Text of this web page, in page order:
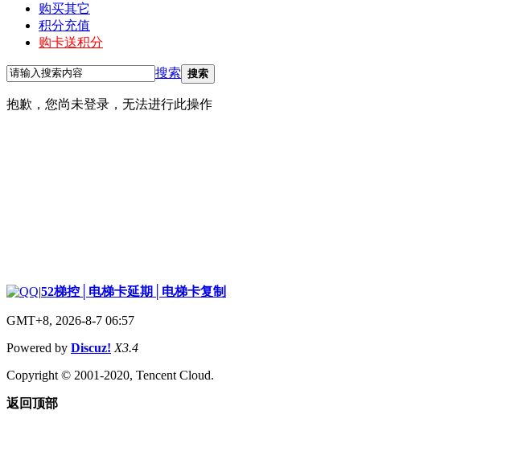
购买其它
积分充值
购卡送积分
搜索 搜索
抱歉，您尚未登录，无法进行此操作
|52梯控│电梯卡延期│电梯卡复制
GMT+8, 2026-8-7 06:57
Powered by Discuz! X3.4
Copyright © 2001-2020, Tencent Cloud.
返回顶部